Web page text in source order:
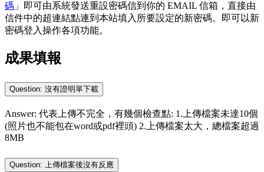
碼 」即可由系統發送重設密碼信到你的 EMAIL 信箱，直接由
信件中的超連結點連到本站填入所要設定的新密碼。即可以新
密碼登入操作各項功能。
成果填報
Question: 沒有證明單下載
Answer: 代表上傳不完全，有幾個檢查點: 1.上傳檔案未達10個
(照片也不能包在word或pdf裡頭) 2.上傳檔案太大，總檔案超過
8MB
Question: 上傳檔案後沒有反應